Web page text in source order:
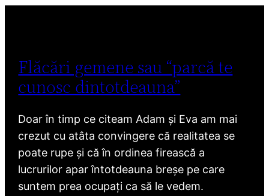
Flăcări gemene sau “parcă te
cunosc dintotdeauna”
Doar în timp ce citeam Adam și Eva am mai
crezut cu atâta convingere că realitatea se
poate rupe și că în ordinea firească a
lucrurilor apar întotdeauna breșe pe care
suntem prea ocupați ca să le vedem.